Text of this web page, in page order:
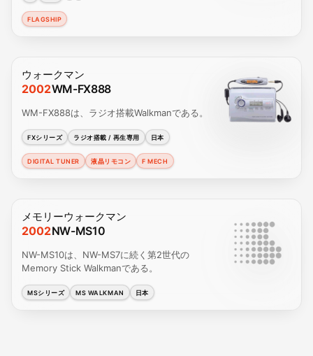
FLAGSHIP
ウォークマン
2002WM-FX888
WM-FX888は、ラジオ搭載Walkmanである。
FXシリーズ ラジオ搭載 / 再生専用 日本
DIGITAL TUNER 液晶リモコン F MECH
メモリーウォークマン
2002NW-MS10
NW-MS10は、NW-MS7に続く第2世代の
Memory Stick Walkmanである。
MSシリーズ MS WALKMAN 日本